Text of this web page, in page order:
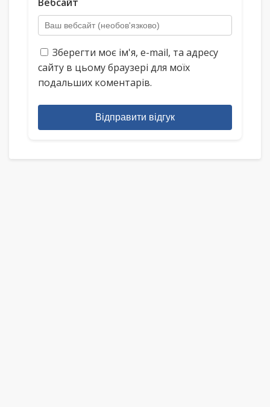
Зберегти моє ім'я, e-mail, та адресу
сайту в цьому браузері для моїх
подальших коментарів.
Відправити відгук